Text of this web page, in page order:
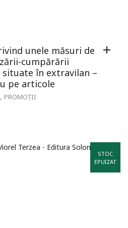
unele măsuri de
cumpărării
în extravilan –
pe articole
, PROMOȚII
STOC
EPUIZAT